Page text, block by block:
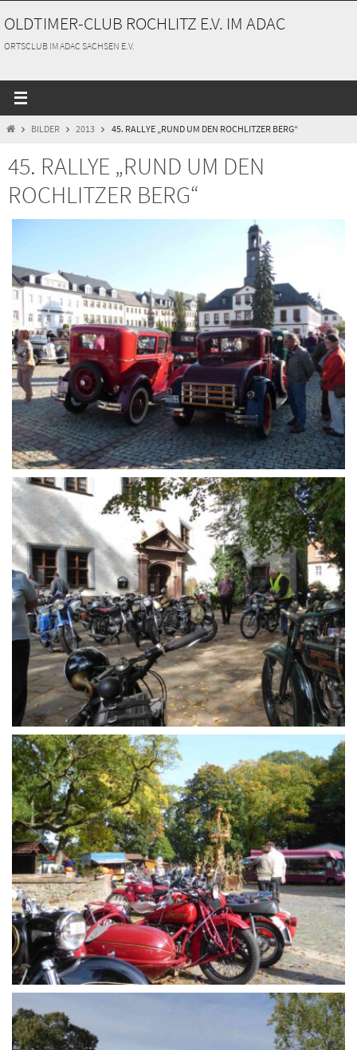
Inhalt
springen
OLDTIMER-CLUB ROCHLITZ E.V. IM ADAC
ORTSCLUB IM ADAC SACHSEN E.V.
STARTBILDER 2013 45. RALLYE „RUND UM DEN ROCHLITZER BERG“
45. RALLYE „RUND UM DEN
ROCHLITZER BERG“